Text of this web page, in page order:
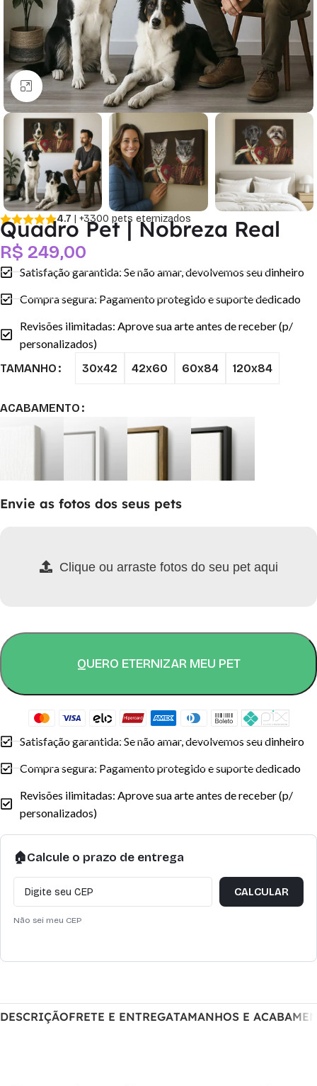
Clique para ampliar
4.7 | +3300 pets eternizados
Quadro Pet | Nobreza Real
R$ 249,00
Satisfação garantida: Se não amar, devolvemos seu dinheiro
Compra segura: Pagamento protegido e suporte dedicado
Revisões ilimitadas: Aprove sua arte antes de receber (p/
personalizados)
TAMANHO
30x42 42x60 60x84 120x84
ACABAMENTO
Envie as fotos dos seus pets
Clique ou arraste fotos do seu pet aqui
QUERO ETERNIZAR MEU PET
Satisfação garantida: Se não amar, devolvemos seu dinheiro
Compra segura: Pagamento protegido e suporte dedicado
Revisões ilimitadas: Aprove sua arte antes de receber (p/
personalizados)
🏠Calcule o prazo de entrega
Não sei meu CEP
CALCULAR
DESCRIÇÃOFRETE E ENTREGATAMANHOS E